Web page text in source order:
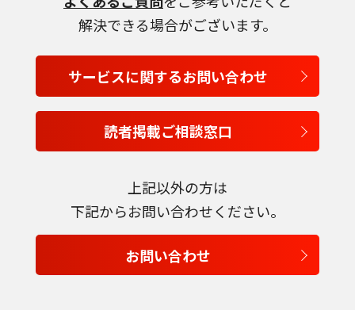
言語を選択
解決できる場合がございます。
サービスに関するお問い合わせ
読者掲載ご相談窓口
上記以外の方は
下記からお問い合わせください。
お問い合わせ